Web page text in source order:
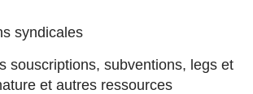
syndicales
souscriptions, subventions, legs et
et autres ressources